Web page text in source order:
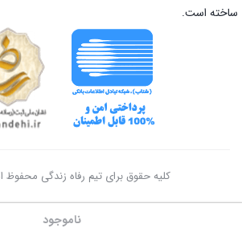
ناموجود
ساخته است.
کلیه حقوق برای تیم رفاه زندگی محفوظ